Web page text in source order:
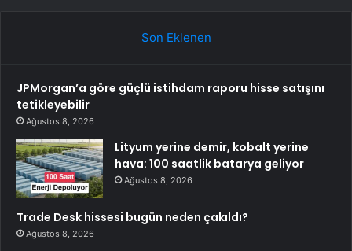
Son Eklenen
JPMorgan’a göre güçlü istihdam raporu hisse satışını
tetikleyebilir
Ağustos 8, 2026
Lityum yerine demir, kobalt yerine
hava: 100 saatlik batarya geliyor
Ağustos 8, 2026
Trade Desk hissesi bugün neden çakıldı?
Ağustos 8, 2026